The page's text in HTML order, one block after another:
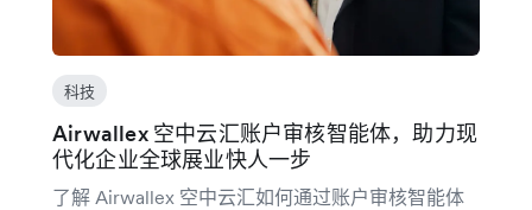
科技
Airwallex 空中云汇账户审核智能体，助力现
代化企业全球展业快人一步
了解 Airwallex 空中云汇如何通过账户审核智能体